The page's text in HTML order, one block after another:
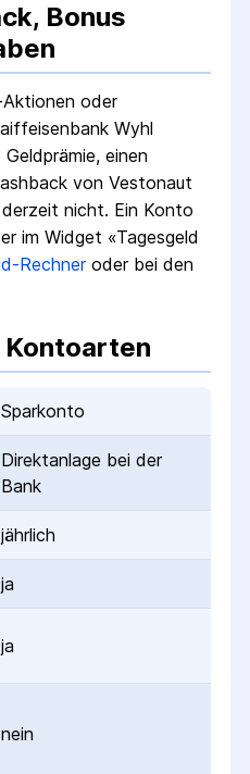
Bonus
oder
Wyhl
einen
von Vestonaut
nicht. Ein Konto
im Widget «Tagesgeld
Rechneroder bei den
Sparkonto
Direktanlage bei der
Bank
jährlich
ja
ja
nein